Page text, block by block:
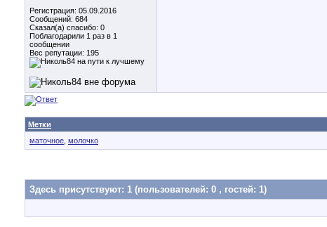
Регистрация: 05.09.2016
Сообщений: 684
Сказал(а) спасибо: 0
Поблагодарили 1 раз в 1
сообщении
Вес репутации: 195
Метки
маточное молочко
Здесь присутствуют: 1 (пользователей: 0 , гостей: 1)